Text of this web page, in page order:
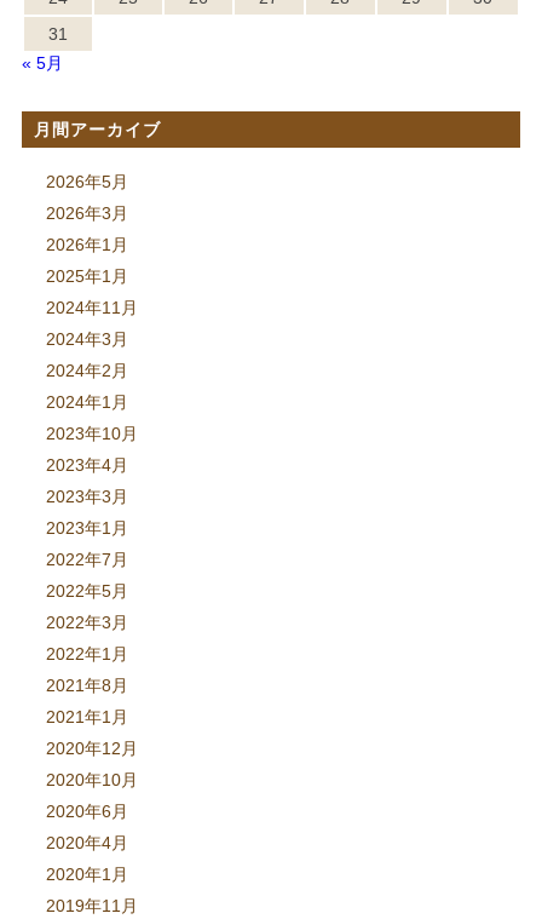
31
« 5月
月間アーカイブ
2026年5月
2026年3月
2026年1月
2025年1月
2024年11月
2024年3月
2024年2月
2024年1月
2023年10月
2023年4月
2023年3月
2023年1月
2022年7月
2022年5月
2022年3月
2022年1月
2021年8月
2021年1月
2020年12月
2020年10月
2020年6月
2020年4月
2020年1月
2019年11月